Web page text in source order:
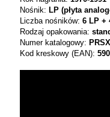
Nośnik: LP (płyta
Liczba nośników: 6 LP +
Rodzaj opakowania:
Numer katalogowy:
Kod kreskowy (EAN):